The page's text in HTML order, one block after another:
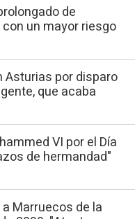
de
un mayor riesgo
Asturias por disparo
que acaba
VI por el Día
de hermandad"
Marruecos de la